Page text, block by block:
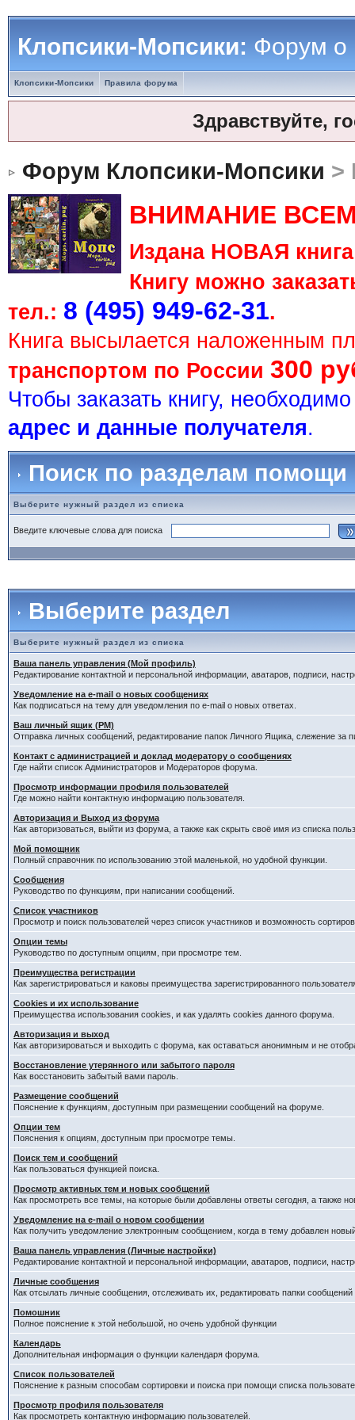
Клопсики-Мопсики:Форум о
Клопсики-Мопсики Правила форума
Здравствуйте,
Форум Клопсики-Мопсики >
ВНИМАНИЕ
Издана НОВАЯ
Книгу можно
тел.: 8 (495) 949-62-31.
Книга высылается наложенным
транспортом по России 300
Чтобы заказать книгу,
адрес и данные получателя.
Поиск по разделам помощи
Выберите нужный раздел из списка
Введите ключевые слова для поиска
Выберите раздел
Выберите нужный раздел из списка
Ваша панель управления (Мой профиль)
Редактирование контактной и персональной информации, аватаров, подписи,
Уведомление на e-mail о новых сообщениях
Как подписаться на тему для уведомления по e-mail о новых ответах.
Ваш личный ящик (PM)
Отправка личных сообщений, редактирование папок Личного Ящика, слежение за
Контакт с администрацией и доклад модератору о сообщениях
Где найти список Администраторов и Модераторов форума.
Просмотр информации профиля пользователей
Где можно найти контактную информацию пользователя.
Авторизация и Выход из форума
Как авторизоваться, выйти из форума, а также как скрыть своё имя из списка
Мой помощник
Полный справочник по использованию этой маленькой, но удобной функции.
Сообщения
Руководство по функциям, при написании сообщений.
Список участников
Просмотр и поиск пользователей через список участников и возможность
Опции темы
Руководство по доступным опциям, при просмотре тем.
Преимущества регистрации
Как зарегистрироваться и каковы преимущества зарегистрированного
Cookies и их использование
Преимущества использования cookies, и как удалять cookies данного форума.
Авторизация и выход
Как авторизироваться и выходить с форума, как оставаться анонимным и не
Восстановление утерянного или забытого пароля
Как восстановить забытый вами пароль.
Размещение сообщений
Пояснение к функциям, доступным при размещении сообщений на форуме.
Опции тем
Пояснения к опциям, доступным при просмотре темы.
Поиск тем и сообщений
Как пользоваться функцией поиска.
Просмотр активных тем и новых сообщений
Как просмотреть все темы, на которые были добавлены ответы сегодня, а также
Уведомление на е-mail о новом сообщении
Как получить уведомление электронным сообщением, когда в тему добавлен
Ваша панель управления (Личные настройки)
Редактирование контактной и персональной информации, аватаров, подписи,
Личные сообщения
Как отсылать личные сообщения, отслеживать их, редактировать папки
Помошник
Полное пояснение к этой небольшой, но очень удобной функции
Календарь
Дополнительная информация о функции календаря форума.
Список пользователей
Пояснение к разным способам сортировки и поиска при помощи списка
Просмотр профиля пользователя
Как просмотреть контактную информацию пользователей.